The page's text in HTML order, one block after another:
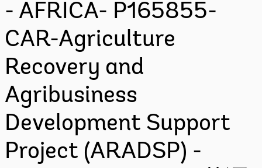
- AFRICA- P165855-
CAR-Agriculture
Recovery and
Agribusiness
Development Support
Project (ARADSP) -